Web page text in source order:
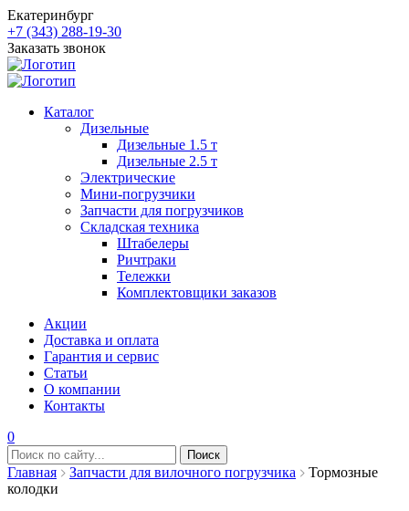
Екатеринбург
+7 (343) 288-19-30
Заказать звонок
Каталог
Дизельные
Дизельные 1.5 т
Дизельные 2.5 т
Электрические
Мини-погрузчики
Запчасти для погрузчиков
Складская техника
Штабелеры
Ричтраки
Тележки
Комплектовщики заказов
Акции
Доставка и оплата
Гарантия и сервис
Статьи
О компании
Контакты
0
Главная Запчасти для вилочного погрузчика
Тормозные
колодки